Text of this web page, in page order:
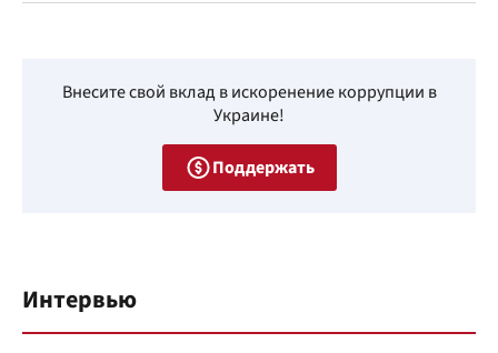
Внесите свой вклад в искоренение коррупции в
Украине!
Поддержать
Интервью